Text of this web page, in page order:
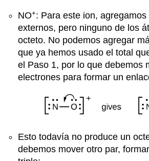
NO+: Para este ion,
externos, pero ninguno de los
octeto. No podemos agregar
que ya hemos usado el total
el Paso 1, por lo que debemos
electrones para formar un
Esto todavía no produce un
debemos mover otro par,